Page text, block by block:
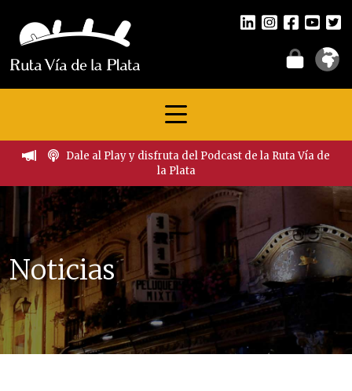
Dale al Play y disfruta del Podcast de la Ruta Vía de
la Plata
Noticias